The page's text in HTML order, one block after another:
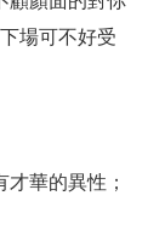
場可不好受
華的異性；